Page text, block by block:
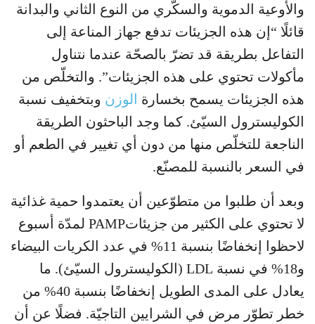
والأوعية الدموية والسكّري من النوع الثاني والبدانة
قائلًا “إن هذه الجزيئات تدفع جهاز المناعة إلى
التفاعل بطريقة قد تضرّ بالصحّة عندما نتناول
مأكولات تحتوي على هذه الجزيئات”. والتخلّص من
هذه الجزيئات يسمح بخسارة الوزن وبتخفيف نسبة
الكوليسترول السيّئ. كما وجد الباحثون الطريقة
الناجعة للتخلّص منها من دون أي تغيير في الطعم أو
في السعر بالنسبة للمصنّع.
وبعد أن طلبوا من متطوّعين أن يعتمدوا حمية غذائية
لا تحتوي على الكثير من جزيئاتPAMP لمدّة أسبوع
لاحظوا إنخفاضًا بنسبة 11% في عدد الكريات البيضاء
و18% في نسبة LDL (الكوليسترول السيّئ). ما
يعادل على المدى الطويل إنخفاضًا بنسبة 40% من
خطر تطوّر مرض في الشرايين التاجيّة. فضلًا عن أن